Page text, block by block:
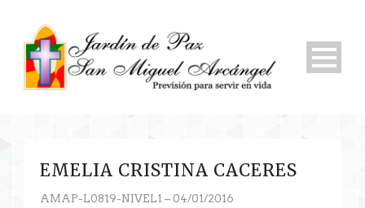
EMELIA CRISTINA CACERES
AMAP-L0819-NIVEL1 – 04/01/2016